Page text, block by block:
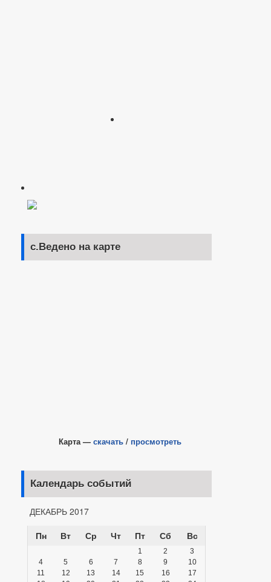
с.Ведено на карте
Карта — скачать / просмотреть
Календарь событий
ДЕКАБРЬ 2017
Пн
Вт Ср Чт Пт Сб Вс
1 2
3
4
5 6 7 8 9
10
11
12 13 14 15 16
17